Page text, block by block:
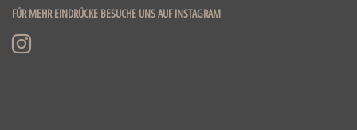
FÜR MEHR EINDRÜCKE BESUCHE UNS AUF INSTAGRAM